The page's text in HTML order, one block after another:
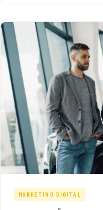
MARKETING DIGITAL